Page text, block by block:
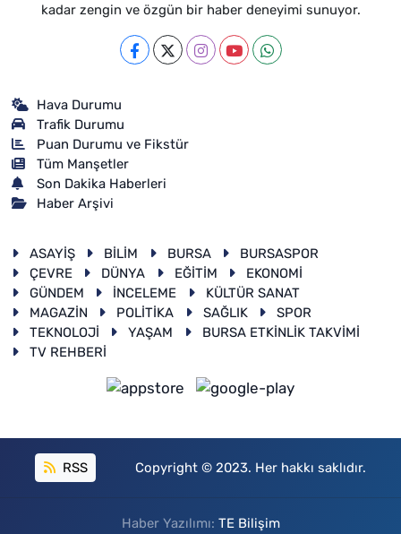
kadar zengin ve özgün bir haber deneyimi sunuyor.
Hava Durumu
Trafik Durumu
Puan Durumu ve Fikstür
Tüm Manşetler
Son Dakika Haberleri
Haber Arşivi
ASAYİŞ BİLİM BURSA
BURSASPOR
ÇEVRE
DÜNYA EĞİTİM
EKONOMİ
GÜNDEM
İNCELEME
KÜLTÜR SANAT
MAGAZİN
POLİTİKA SAĞLIK
SPOR
TEKNOLOJİ
YAŞAM
BURSA ETKİNLİK TAKVİMİ
TV REHBERİ
RSS Copyright © 2023. Her hakkı saklıdır.
Haber Yazılımı: TE Bilişim